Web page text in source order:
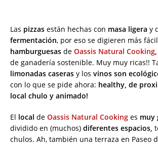
Las pizzas están hechas con masa ligera y
fermentación, por eso se digieren más
hamburguesas de Oassis Natural Cooking,
de ganadería sostenible. Muy muy ricas!!
limonadas caseras y los vinos son
con lo que se pide ahora: healthy, de
local chulo y animado!
El local de Oassis Natural Cooking es muy
dividido en (muchos) diferentes espacios,
chulos. Ah, también una terraza en Paseo